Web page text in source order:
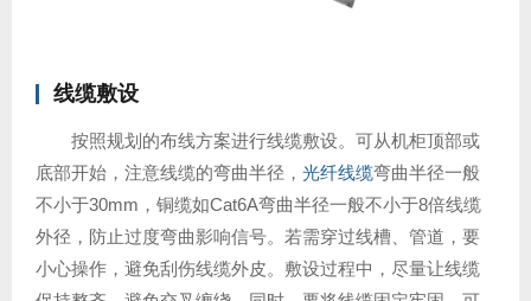
线缆敷设
按照规划的布线方案进行线缆敷设。可从机柜顶部或
底部开始，注意线缆的弯曲半径， 光纤线缆弯曲半径一般
不小于30mm，铜缆如Cat6A弯曲半径一般不小于8倍线缆
外径，防止过度弯曲影响信号。若需穿过线槽、管道，要
小心操作，避免刮伤线缆外皮。敷设过程中，尽量让线缆